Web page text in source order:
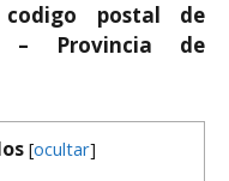
codigo postal de
– Provincia de
[ocultar]